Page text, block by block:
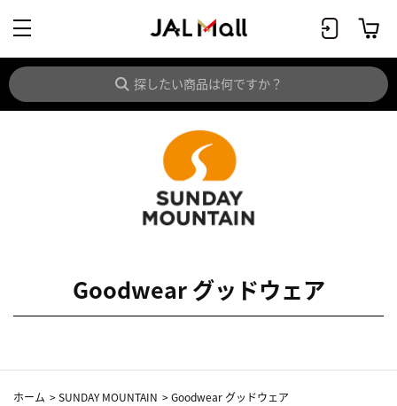
Goodwear グッドウェア
ホーム >SUNDAY MOUNTAIN >Goodwear グッドウェア